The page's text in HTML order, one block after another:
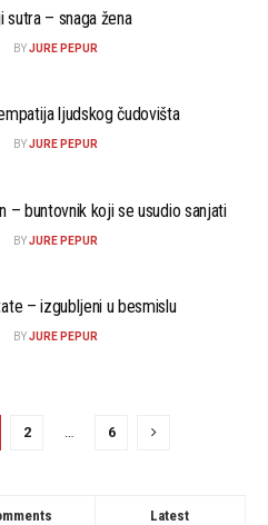
sutra – snaga žena
BYJURE PEPUR
ljudskog čudovišta
BYJURE PEPUR
– buntovnik koji se usudio sanjati
BYJURE PEPUR
– izgubljeni u besmislu
BYJURE PEPUR
2 6
Latest